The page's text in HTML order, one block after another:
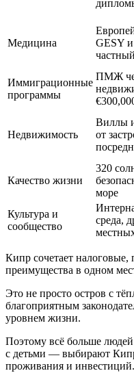
Медицина
GESY
Иммиграционные
программы
ПМЖ
Недвижимость
Виллы
от
Качество жизни
320
море
Культура и
сообщество
среда,
Кипр сочетает
преимущества в одном
Это не просто остров с
благоприятным
уровнем жизни.
Поэтому всё больше
с детьми — выбирают
проживания и инвестиций.